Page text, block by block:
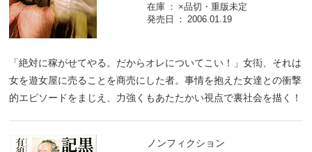
在庫
×品切・重版未定
発売日
2006.01.19
「絶対に稼がせてやる。だからオレについてこい！」女衒、それは
女を遊女屋に売ることを商売にした者。事情を抱えた女達との衝撃
的エピソードをまじえ、力強くもあたたかい視点で裏社会を描く！
ノンフィクション